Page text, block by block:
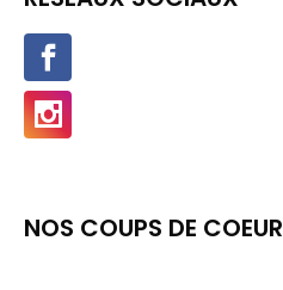
NOS COUPS DE COEUR